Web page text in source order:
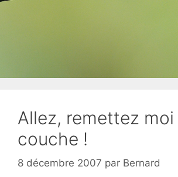
Allez, remettez moi
couche !
8 décembre 2007 par Bernard